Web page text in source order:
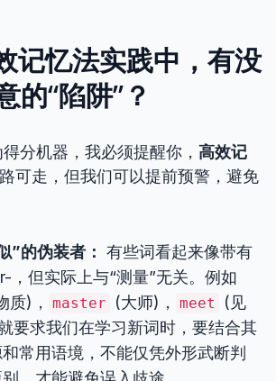
记忆法实践中，有没
的“陷阱”？
分机器，我必须提醒你， 高效记
可走，但我们可以提前预警，避免
”的伪装者： 有些词看起来像带有
，但实际上与“测量”无关。例如
质)， master (大师)， meet
(见
要求我们在学习新词时，要结合其
常用语境，不能仅凭外形武断判